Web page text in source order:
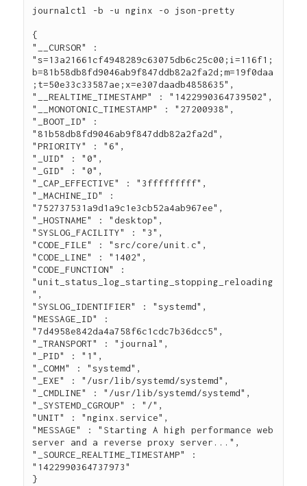
journalctl -b -u nginx -o json-pretty
{
"__CURSOR" :
"s=13a21661cf4948289c63075db6c25c00;i=116f1;
b=81b58db8fd9046ab9f847ddb82a2fa2d;m=19f0daa
;t=50e33c33587ae;x=e307daadb4858635",
"__REALTIME_TIMESTAMP" : "1422990364739502",
"__MONOTONIC_TIMESTAMP" : "27200938",
"_BOOT_ID" :
"81b58db8fd9046ab9f847ddb82a2fa2d",
"PRIORITY" : "6",
"_UID" : "0",
"_GID" : "0",
"_CAP_EFFECTIVE" : "3fffffffff",
"_MACHINE_ID" :
"752737531a9d1a9c1e3cb52a4ab967ee",
"_HOSTNAME" : "desktop",
"SYSLOG_FACILITY" : "3",
"CODE_FILE" : "src/core/unit.c",
"CODE_LINE" : "1402",
"CODE_FUNCTION" :
"unit_status_log_starting_stopping_reloading
",
"SYSLOG_IDENTIFIER" : "systemd",
"MESSAGE_ID" :
"7d4958e842da4a758f6c1cdc7b36dcc5",
"_TRANSPORT" : "journal",
"_PID" : "1",
"_COMM" : "systemd",
"_EXE" : "/usr/lib/systemd/systemd",
"_CMDLINE" : "/usr/lib/systemd/systemd",
"_SYSTEMD_CGROUP" : "/",
"UNIT" : "nginx.service",
"MESSAGE" : "Starting A high performance web
server and a reverse proxy server...",
"_SOURCE_REALTIME_TIMESTAMP" :
"1422990364737973"
}